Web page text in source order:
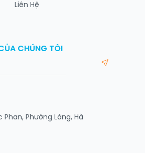
Liên Hệ
CHÚNG TÔI
Phan, Phường Láng, Hà